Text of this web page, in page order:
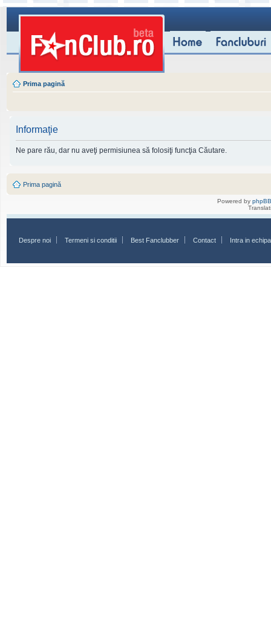
Prima pagină
Informaţie
Ne pare rău, dar nu aveţi permisiunea să folosiţi funcţia Căutare.
Prima pagină
Powered by phpBB
Despre noi Termeni si conditii Best Fanclubber Contact Intra in